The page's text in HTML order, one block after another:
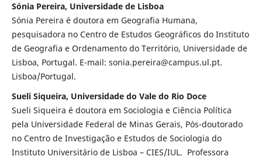
Sónia Pereira, Universidade de Lisboa
Sónia Pereira é doutora em Geografia Humana,
pesquisadora no Centro de Estudos Geográficos do Instituto
de Geografia e Ordenamento do Território, Universidade de
Lisboa, Portugal. E-mail: sonia.pereira@campus.ul.pt.
Lisboa/Portugal.
Sueli Siqueira, Universidade do Vale do Rio Doce
Sueli Siqueira é doutora em Sociologia e Ciência Política
pela Universidade Federal de Minas Gerais, Pós-doutorado
no Centro de Investigação e Estudos de Sociologia do
Instituto Universitário de Lisboa – CIES/IUL. Professora